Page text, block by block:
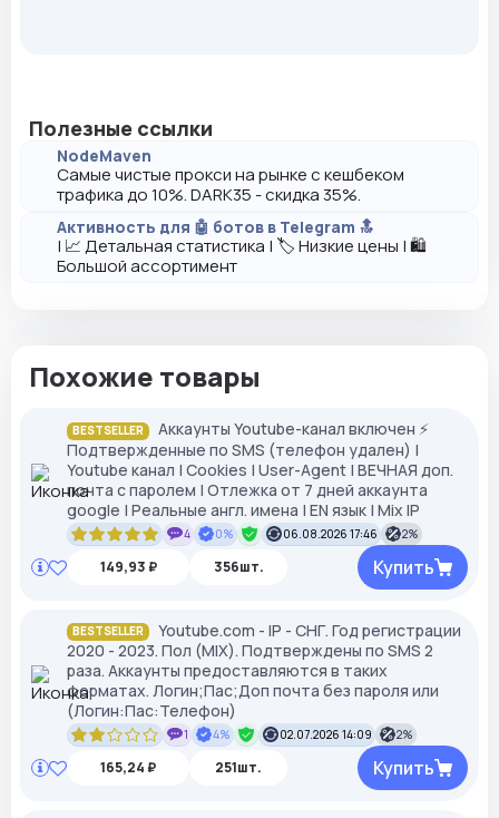
Полезные ссылки
NodeMaven
Самые чистые прокси на рынке с кешбеком
трафика до 10%. DARK35 - скидка 35%.
Активность для 🤖 ботов в Telegram 🔝
| 📈 Детальная статистика | 🏷️ Низкие цены | 🛍️
Большой ассортимент
Похожие товары
BESTSELLER
Аккаунты Youtube-канал включен ⚡️
Подтвержденные по SMS (телефон удален) |
Youtube канал | Cookies | User-Agent | ВЕЧНАЯ доп.
почта с паролем | Отлежка от 7 дней аккаунта
google | Реальные англ. имена | EN язык | Mix IP
4 0% 06.08.2026 17:46 2%
149,93 ₽ 356шт. Купить
BESTSELLER
Youtube.com - IP - СНГ. Год регистрации
2020 - 2023. Пол (MIX). Подтверждены по SMS 2
раза. Аккаунты предоставляются в таких
форматах. Логин;Пас;Доп почта без пароля или
(Логин:Пас:Телефон)
1 4% 02.07.2026 14:09 2%
165,24 ₽ 251шт. Купить